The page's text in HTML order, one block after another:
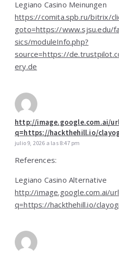
Legiano Casino Meinungen
https://comita.spb.ru/bitrix/
goto=https://www.sjsu.edu/
sics/moduleInfo.php?
source=https://
ery.de
http://image.google.com.ai/
q=https://hackthehill.io/
julio 9, 2026 a las 8:47 pm
References:
Legiano Casino Alternative
http://image.google.com.ai/
q=https://hackthehill.io/